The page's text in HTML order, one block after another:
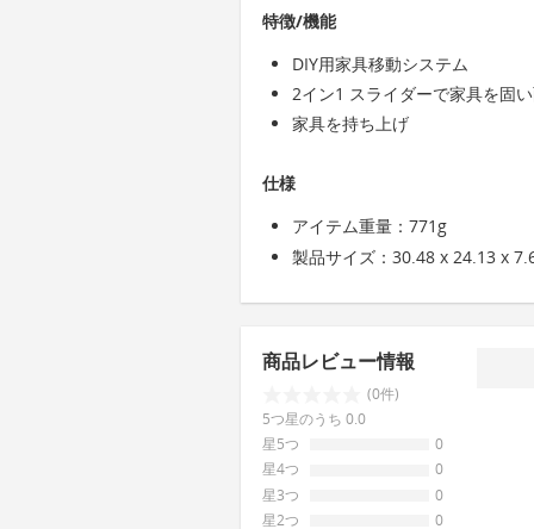
特徴/機能
DIY用家具移動システム
2イン1 スライダーで家具を固
家具を持ち上げ
仕様
アイテム重量：771g
製品サイズ：30.48 x 24.13 x
商品レビュー情報
(0件)
5つ星のうち 0.0
星5つ
0
星4つ
0
星3つ
0
星2つ
0